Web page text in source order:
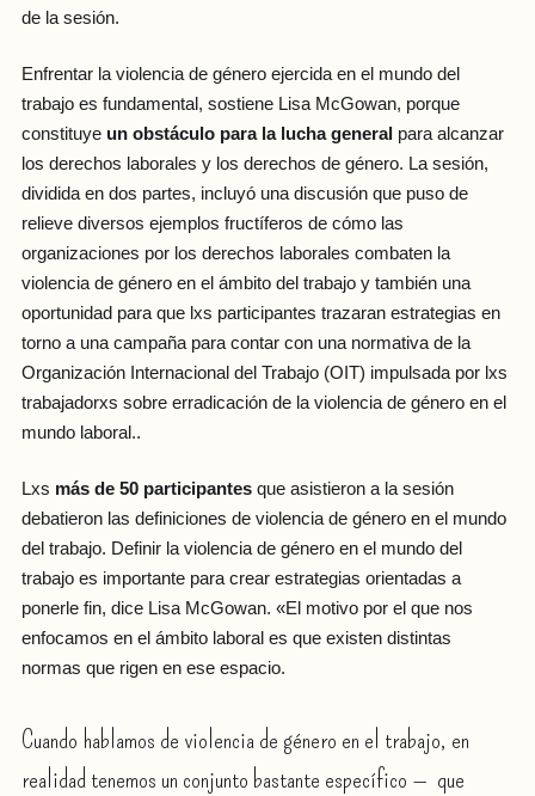
de la sesión.
Enfrentar la violencia de género ejercida en el mundo del
trabajo es fundamental, sostiene Lisa McGowan, porque
constituye un obstáculo para la lucha general para alcanzar
los derechos laborales y los derechos de género. La sesión,
dividida en dos partes, incluyó una discusión que puso de
relieve diversos ejemplos fructíferos de cómo las
organizaciones por los derechos laborales combaten la
violencia de género en el ámbito del trabajo y también una
oportunidad para que lxs participantes trazaran estrategias en
torno a una campaña para contar con una normativa de la
Organización Internacional del Trabajo (OIT) impulsada por lxs
trabajadorxs sobre erradicación de la violencia de género en el
mundo laboral..
Lxs más de 50 participantesque asistieron a la sesión
debatieron las definiciones de violencia de género en el mundo
del trabajo. Definir la violencia de género en el mundo del
trabajo es importante para crear estrategias orientadas a
ponerle fin, dice Lisa McGowan. «El motivo por el que nos
enfocamos en el ámbito laboral es que existen distintas
normas que rigen en ese espacio.
Cuando hablamos de violencia de género en el trabajo, en
realidad tenemos un conjunto bastante específico — que